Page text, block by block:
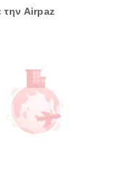
την Airpaz